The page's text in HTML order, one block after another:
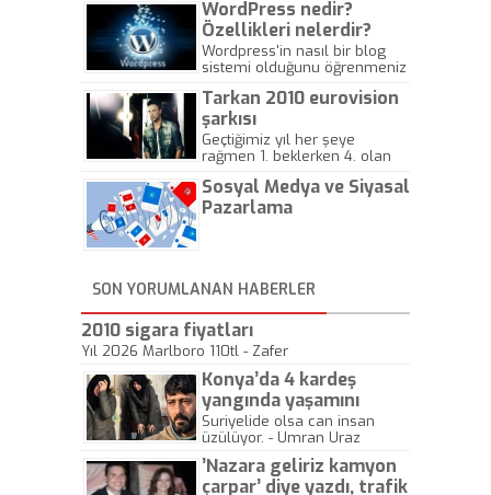
WordPress nedir?
Özellikleri nelerdir?
Wordpress'in nasıl bir blog
sistemi olduğunu öğrenmeniz
Tarkan 2010 eurovision
şarkısı
Geçtiğimiz yıl her şeye
rağmen 1. beklerken 4. olan
gösterisinin bu yarışmada
önemli olmadığını anlamıştır.
Sosyal Medya ve Siyasal
Pazarlama
SON YORUMLANAN HABERLER
2010 sigara fiyatları
Yıl 2026 Marlboro 110tl - Zafer
Konya’da 4 kardeş
yangında yaşamını
yitirdi
Suriyelide olsa can insan
üzülüyor. - Umran Uraz
’Nazara geliriz kamyon
çarpar’ diye yazdı, trafik